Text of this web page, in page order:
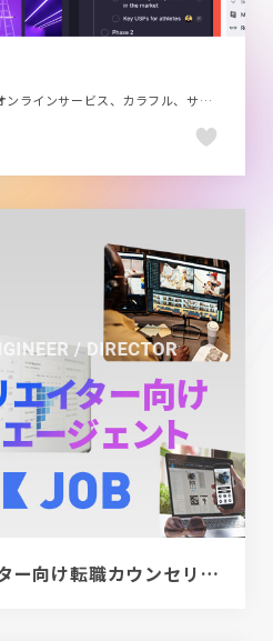
LP・特集ページ、かわいい、オンラインサービス、カラフル、サービス紹介、シンプル、スクロールエフェクト、ホワイト系、ポップ、モーション多め、海外サイト
[PR]経験者クリエイター向け転職カウンセリング｜デザイナー / ディレクター / エンジニア